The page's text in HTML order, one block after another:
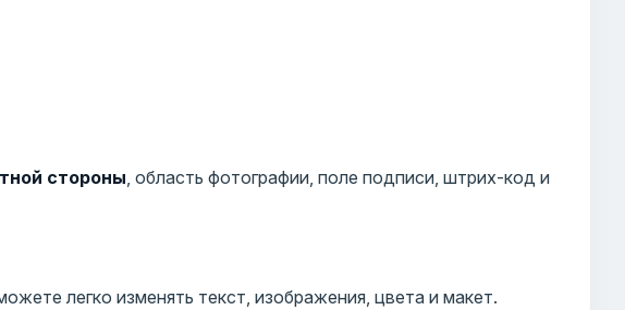
стороны , область фотографии, поле подписи, штрих-код и
легко изменять текст, изображения, цвета и макет.